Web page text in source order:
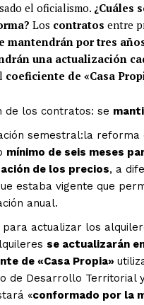
el oficialismo. ¿Cuáles
Los contratos entre
mantendrán por tres
una actualización
coeficiente de «Casa
de los contratos: se
semestral:la reforma
mínimo de seis meses
de los precios, a
estaba vigente que
anual.
para actualizar los
se actualizarán
de «Casa Propia»
de Desarrollo Territorial
«conformado por la